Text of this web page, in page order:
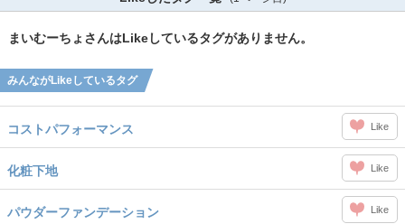
まいむーちょさんはLikeしているタグがありません。
みんながLikeしているタグ
コストパフォーマンス Like
化粧下地 Like
パウダーファンデーション Like